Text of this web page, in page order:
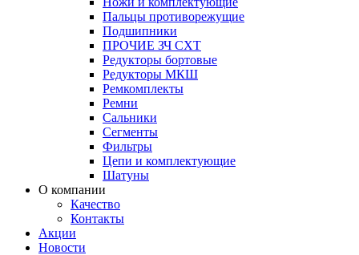
Пальцы противорежущие
Подшипники
ПРОЧИЕ ЗЧ СХТ
Редукторы бортовые
Редукторы МКШ
Ремкомплекты
Ремни
Сальники
Сегменты
Фильтры
Цепи и комплектующие
Шатуны
О компании
Качество
Контакты
Акции
Новости